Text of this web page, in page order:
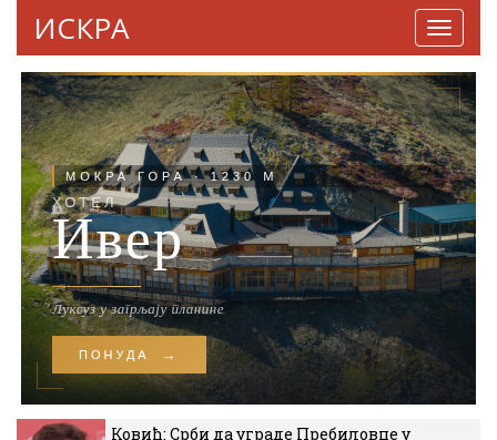
ИСКРА
Ковић: Срби да уграде Пребиловце у